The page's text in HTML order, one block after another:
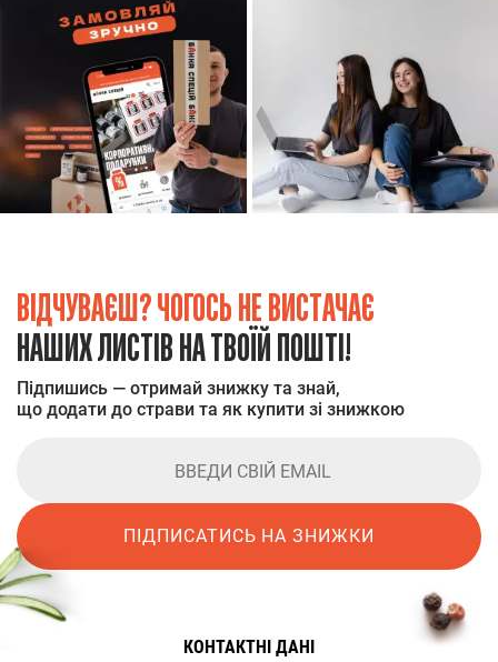
ВІДЧУВАЄШ? ЧОГОСЬ НЕ ВИСТАЧАЄ
НАШИХ ЛИСТІВ НА ТВОЇЙ ПОШТІ!
Підпишись — отримай знижку та знай,
що додати до страви та як купити зі знижкою
ПІДПИСАТИСЬ НА ЗНИЖКИ
КОНТАКТНІ ДАНІ